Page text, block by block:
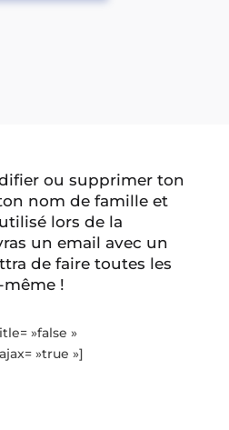
ou supprimer ton
nom de famille et
lors de la
un email avec un
de faire toutes les
!
»false »
»true »]